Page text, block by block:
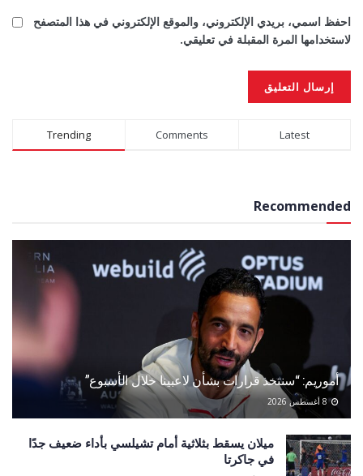
احفظ اسمي، بريدي الإلكتروني، والموقع الإلكتروني في هذا المتصفح
لاستخدامها المرة المقبلة في تعليقي.
Alternative:
Trending Comments Latest
Recommended
أموريم: “سنتخذ قرارات بشأن لاعبينا خلال الأسبوع”
8 أغسطس 2026
ميلان يسقط بثلاثية أمام تشيلسي بأداء ضعيف جدًا
في جاكرتا